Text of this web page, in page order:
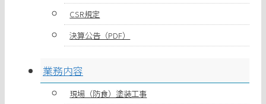
CSR規定
決算公告（PDF）
業務内容
現場（防食）塗装工事